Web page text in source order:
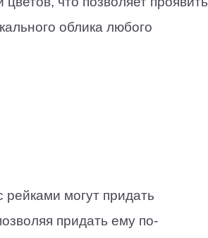
облика любого
рейками могут придать
придать ему по-